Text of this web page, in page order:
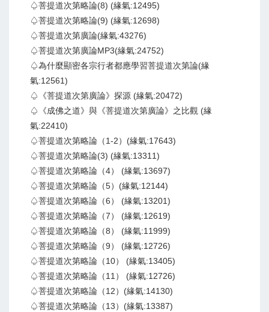
♤菩提道次第略論(8) (緣氣:12495)
♤菩提道次第略論(9) (緣氣:12698)
♤菩提道次第廣論(緣氣:43276)
♤菩提道次第廣論MP3(緣氣:24752)
♤為什麼顯密各宗行者都應學習菩提道次第論(緣
氣:12561)
♤《菩提道次第廣論》探源 (緣氣:20472)
♤《成佛之道》與《菩提道次第廣論》之比觀 (緣
氣:22410)
♤菩提道次第略論（1-2）(緣氣:17643)
♤菩提道次第略論(3) (緣氣:13311)
♤菩提道次第略論（4） (緣氣:13697)
♤菩提道次第略論（5）(緣氣:12144)
♤菩提道次第略論（6） (緣氣:13201)
♤菩提道次第略論（7） (緣氣:12619)
♤菩提道次第略論（8） (緣氣:11999)
♤菩提道次第略論（9） (緣氣:12726)
♤菩提道次第略論（10） (緣氣:13405)
♤菩提道次第略論（11） (緣氣:12726)
♤菩提道次第略論（12）(緣氣:14130)
♤菩提道次第略論（13）(緣氣:13387)